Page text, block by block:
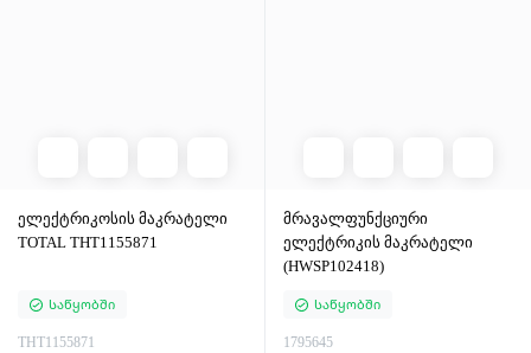
ელექტრიკოსის მაკრატელი
TOTAL THT1155871
Საწყობში
THT1155871
მრავალფუნქციური
ელექტრიკის მაკრატელი
(HWSP102418)
Საწყობში
1795645